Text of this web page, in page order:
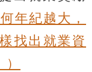
年紀越大，
找出就業資